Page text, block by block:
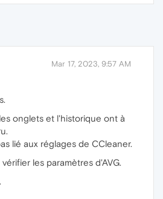
Mar 17, 2023, 9:57 AM
onglets et l'historique ont à
lié aux réglages de CCleaner.
les paramètres d'AVG.